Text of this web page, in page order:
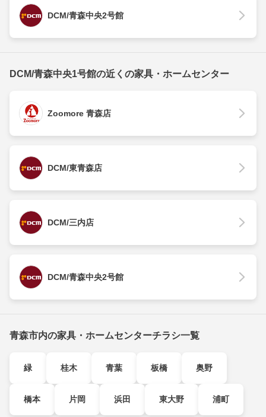
DCM/青森中央2号館
DCM/青森中央1号館の近くの家具・ホームセンター
Zoomore 青森店
DCM/東青森店
DCM/三内店
DCM/青森中央2号館
青森市内の家具・ホームセンターチラシ一覧
緑 桂木 青葉 板橋 奥野
橋本 片岡 浜田 東大野 浦町